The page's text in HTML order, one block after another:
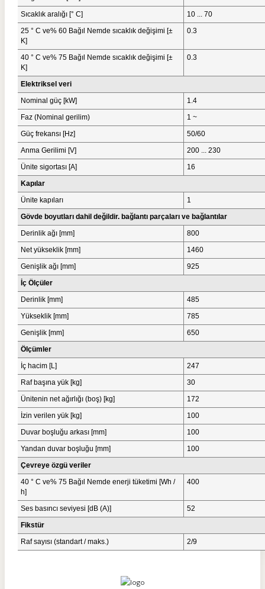
Sıcaklık aralığı [° C]
10 ... 70
25 ° C ve% 60 Bağıl Nemde sıcaklık değişimi [±
K]
0.3
40 ° C ve% 75 Bağıl Nemde sıcaklık değişimi [±
K]
0.3
Elektriksel veri
Nominal güç [kW]
1.4
Faz (Nominal gerilim)
1 ~
Güç frekansı [Hz]
50/60
Anma Gerilimi [V]
200 ... 230
Ünite sigortası [A]
16
Kapılar
Ünite kapıları
1
Gövde boyutları dahil değildir. bağlantı parçaları ve bağlantılar
Derinlik ağı [mm]
800
Net yükseklik [mm]
1460
Genişlik ağı [mm]
925
İç Ölçüler
Derinlik [mm]
485
Yükseklik [mm]
785
Genişlik [mm]
650
Ölçümler
İç hacim [L]
247
Raf başına yük [kg]
30
Ünitenin net ağırlığı (boş) [kg]
172
İzin verilen yük [kg]
100
Duvar boşluğu arkası [mm]
100
Yandan duvar boşluğu [mm]
100
Çevreye özgü veriler
40 ° C ve% 75 Bağıl Nemde enerji tüketimi [Wh /
h]
400
Ses basıncı seviyesi [dB (A)]
52
Fikstür
Raf sayısı (standart / maks.)
2/9